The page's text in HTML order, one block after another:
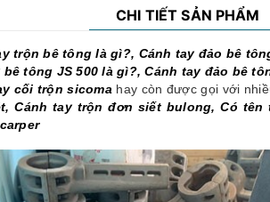
CHI TIẾT SẢN PHẨM
trộn bê tông là gì?, Cánh tay đảo bê
bê tông JS 500 là gì?, Cánh tay đảo bê
cối trộn sicoma hay còn được gọi với
Cánh tay trộn đơn siết bulong, Có tên